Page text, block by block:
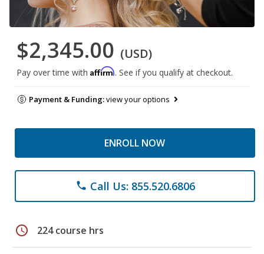
$2,345.00 (USD)
Pay over time with Affirm. See if you qualify at checkout.
Payment & Funding:view your options
ENROLL NOW
phone Call Us: 855.520.6806
schedule 224 course hrs